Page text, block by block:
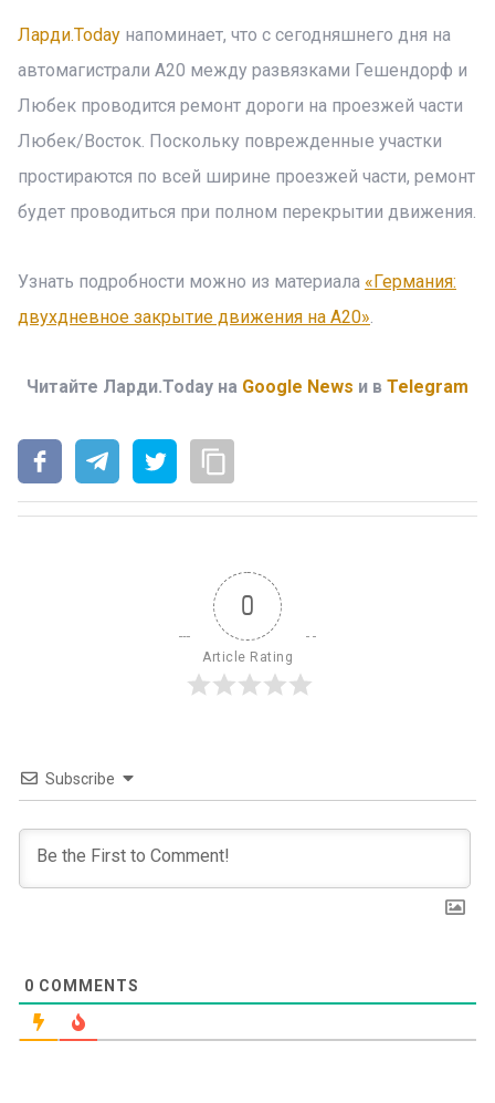
Ларди.Today напоминает, что с сегодняшнего дня на
автомагистрали A20 между развязками Гешендорф и
Любек проводится ремонт дороги на проезжей части
Любек/Восток. Поскольку поврежденные участки
простираются по всей ширине проезжей части, ремонт
будет проводиться при полном перекрытии движения.
Узнать подробности можно из материала «Германия:
двухдневное закрытие движения на А20».
Читайте Ларди.Today на Google News и в Telegram
0
Article Rating
Subscribe
0 COMMENTS